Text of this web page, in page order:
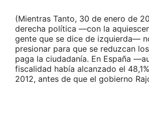
(Mientras Tanto, 30 de enero de
derecha política —con la
gente que se dice de izquierda—
presionar para que se reduzcan
paga la ciudadanía. En España
fiscalidad había alcanzado el
2012, antes de que el gobierno